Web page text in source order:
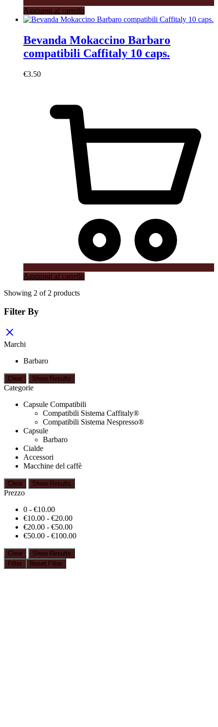
Aggiungi al carrello
Bevanda Mokaccino Barbaro
compatibili Caffitaly 10 caps.
€3.50
Aggiungi al carrello
Showing 2 of 2 products
Filter By
Marchi
Barbaro
Clear Show Results
Categorie
Capsule Compatibili
Compatibili Sistema Caffitaly®
Compatibili Sistema Nespresso®
Capsule
Barbaro
Cialde
Accessori
Macchine del caffè
Clear Show Results
Prezzo
0 - €10.00
€10.00 - €20.00
€20.00 - €50.00
€50.00 - €100.00
Clear
Show Results
Filter
Reset Filter